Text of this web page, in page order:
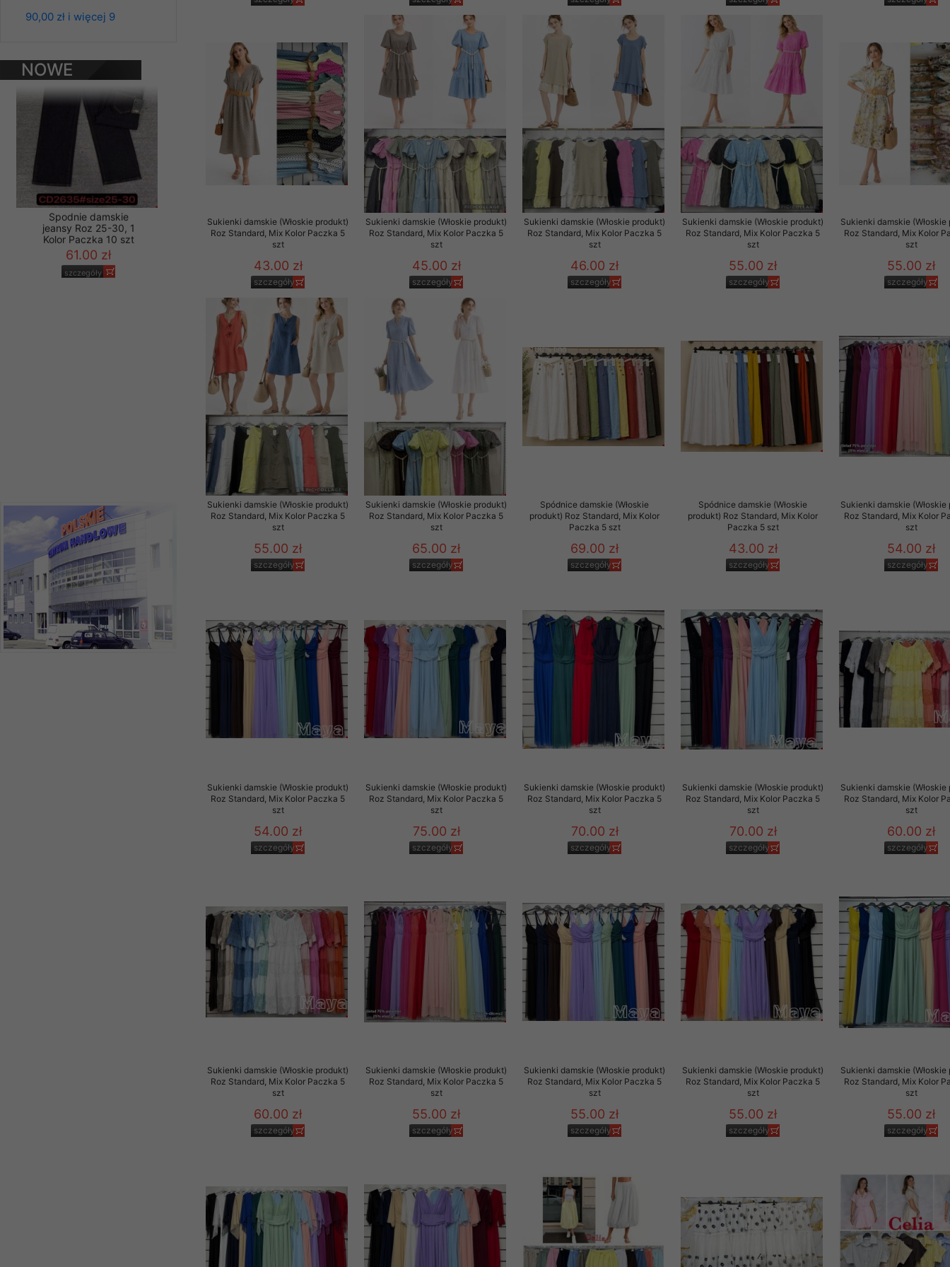
90,00 zł i więcej 9
NOWE
PRODUKTY
Kolor Paczka 10 szt
Spodnie damskie
jeansy Roz 25-30, 1
Sukienki damskie (Włoskie produkt)
Roz Standard, Mix Kolor Paczka 5
szt
43.00 zł
szczegóły
Sukienki damskie (Włoskie produkt)
Roz Standard, Mix Kolor Paczka 5
szt
45.00 zł
szczegóły
Sukienki damskie (Włoskie produkt)
Roz Standard, Mix Kolor Paczka 5
szt
46.00 zł
szczegóły
Sukienki damskie (Włoskie produkt)
Roz Standard, Mix Kolor Paczka 5
szt
55.00 zł
szczegóły
Sukienki damskie (Włoskie
Roz Standard, Mix Kolor
szt
55.00 zł
szczegóły
Sukienki damskie (Włoskie produkt)
Roz Standard, Mix Kolor Paczka 5
szt
55.00 zł
szczegóły
Sukienki damskie (Włoskie produkt)
Roz Standard, Mix Kolor Paczka 5
szt
65.00 zł
szczegóły
Spódnice damskie (Włoskie
produkt) Roz Standard, Mix Kolor
Paczka 5 szt
69.00 zł
szczegóły
Spódnice damskie (Włoskie
produkt) Roz Standard, Mix Kolor
Paczka 5 szt
43.00 zł
szczegóły
Sukienki damskie (Włoskie
Roz Standard, Mix Kolor
szt
54.00 zł
szczegóły
Sukienki damskie (Włoskie produkt)
Roz Standard, Mix Kolor Paczka 5
szt
54.00 zł
szczegóły
Sukienki damskie (Włoskie produkt)
Roz Standard, Mix Kolor Paczka 5
szt
75.00 zł
szczegóły
Sukienki damskie (Włoskie produkt)
Roz Standard, Mix Kolor Paczka 5
szt
70.00 zł
szczegóły
Sukienki damskie (Włoskie produkt)
Roz Standard, Mix Kolor Paczka 5
szt
70.00 zł
szczegóły
Sukienki damskie (Włoskie
Roz Standard, Mix Kolor
szt
60.00 zł
szczegóły
Sukienki damskie (Włoskie produkt)
Roz Standard, Mix Kolor Paczka 5
szt
60.00 zł
szczegóły
Sukienki damskie (Włoskie produkt)
Roz Standard, Mix Kolor Paczka 5
szt
55.00 zł
szczegóły
Sukienki damskie (Włoskie produkt)
Roz Standard, Mix Kolor Paczka 5
szt
55.00 zł
szczegóły
Sukienki damskie (Włoskie produkt)
Roz Standard, Mix Kolor Paczka 5
szt
55.00 zł
szczegóły
Sukienki damskie (Włoskie
Roz Standard, Mix Kolor
szt
55.00 zł
szczegóły
Materiały reklamowo - promocyjne wysyłamy Klientom jedynie wówczas, gdy wyrazili na to zgodę. Dotyczy to w
szczególności newslettera wysyłanego Klientowi, jeżeli potwierdzi wyraźnie wskazanego przez nas linka
zawierającego akceptację na otrzymywanie newslettera o aktualnych promocjach, rabatach i nowościach w
naszym Sklepie. Materiały te dotyczą wyłącznie oferty naszego Sklepu.
Wszelkie pytania, wnioski i sugestie odnoszące się do ochrony Państwa prywatności, w szczególności danych
osobowych prosimy zgłaszać na email